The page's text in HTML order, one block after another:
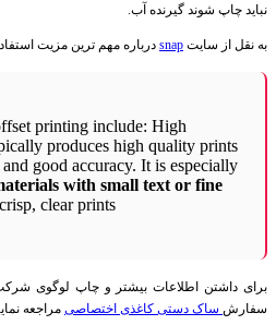
نباید چاپ شوند گیرنده آب.
به نقل از سایت snap درباره مهم ترین مزیت
printing include: High
produces high quality prints
good accuracy. It is especially
with small text or fine
clear prints
برای داشتن اطلاعات بیشتر و چاپ لوگوی
سفارش ساک دستی کاغذی اختصاصی مراجعه